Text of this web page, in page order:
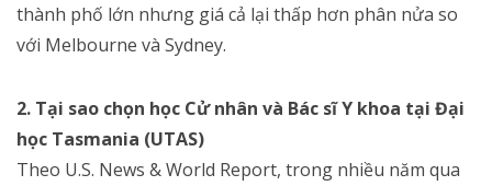
thành phố lớn nhưng giá cả lại thấp hơn phân nửa so
với Melbourne và Sydney.
2. Tại sao chọn học Cử nhân và Bác sĩ Y khoa tại Đại
học Tasmania (UTAS)
Theo U.S. News & World Report, trong nhiều năm qua